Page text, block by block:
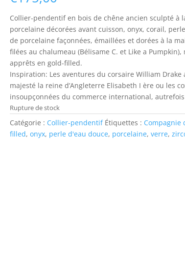
Collier-pendentif en bois de chêne ancien sculpté à
porcelaine décorées avant cuisson, onyx, corail,
de porcelaine façonnées, émaillées et dorées à la
filées au chalumeau (Bélisame C. et Like a
apprêts en gold-filled.
Inspiration: Les aventures du corsaire William Drake
majesté la reine d’Angleterre Elisabeth I ère ou les
insoupçonnées du commerce international,
Rupture de stock
Catégorie : Collier-pendentif Étiquettes : Compagnie
filled, onyx, perle d'eau douce, porcelaine, verre,